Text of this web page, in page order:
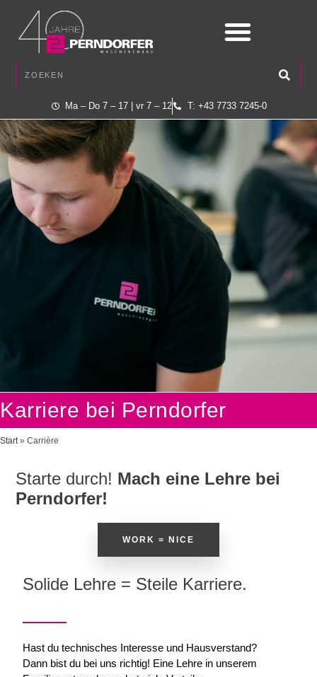
Ma – Do 7 – 17 | vr 7 – 12 T: +43 7733 7245-0
Karriere bei Perndorfer
Start » Carrière
Starte durch! Mach eine Lehre bei
Perndorfer!
WORK = NICE
Solide Lehre = Steile Karriere.
Hast du technisches Interesse und Hausverstand?
Dann bist du bei uns richtig! Eine Lehre in unserem